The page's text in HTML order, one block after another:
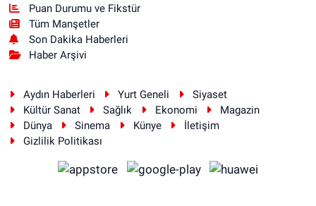
Puan Durumu ve Fikstür
Tüm Manşetler
Son Dakika Haberleri
Haber Arşivi
Aydın Haberleri Yurt Geneli
Siyaset
Kültür Sanat
Sağlık Ekonomi
Magazin
Dünya
Sinema Künye
İletişim
Gizlilik Politikası